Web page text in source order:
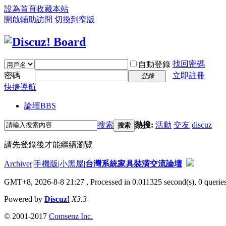
設為首頁收藏本站
開啟輔助訪問 切換到窄版
自動登錄 找回密碼
密碼
登錄
立即註冊
快捷導航
論壇BBS
搜索 搜索 熱搜: 活動 交友 discuz
請先登錄後才能繼續瀏覽
Archiver|手機版|小黑屋|台灣系統家具裝潢交流論壇
GMT+8, 2026-8-8 21:27 , Processed in 0.011325 second(s), 0
Powered by Discuz! X3.3
© 2001-2017 Comsenz Inc.